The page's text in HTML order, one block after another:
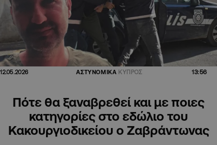
12.05.2026 ΑΣΤΥΝΟΜΙΚΑ ΚΥΠΡΟΣ 13:56
Πότε θα ξαναβρεθεί και με ποιες
κατηγορίες στο εδώλιο του
Κακουργιοδικείου ο Ζαβράντωνας